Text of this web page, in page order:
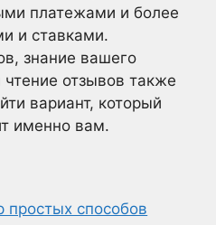
платежами и более
и ставками.
знание вашего
чтение отзывов также
вариант, который
именно вам.
простых способов